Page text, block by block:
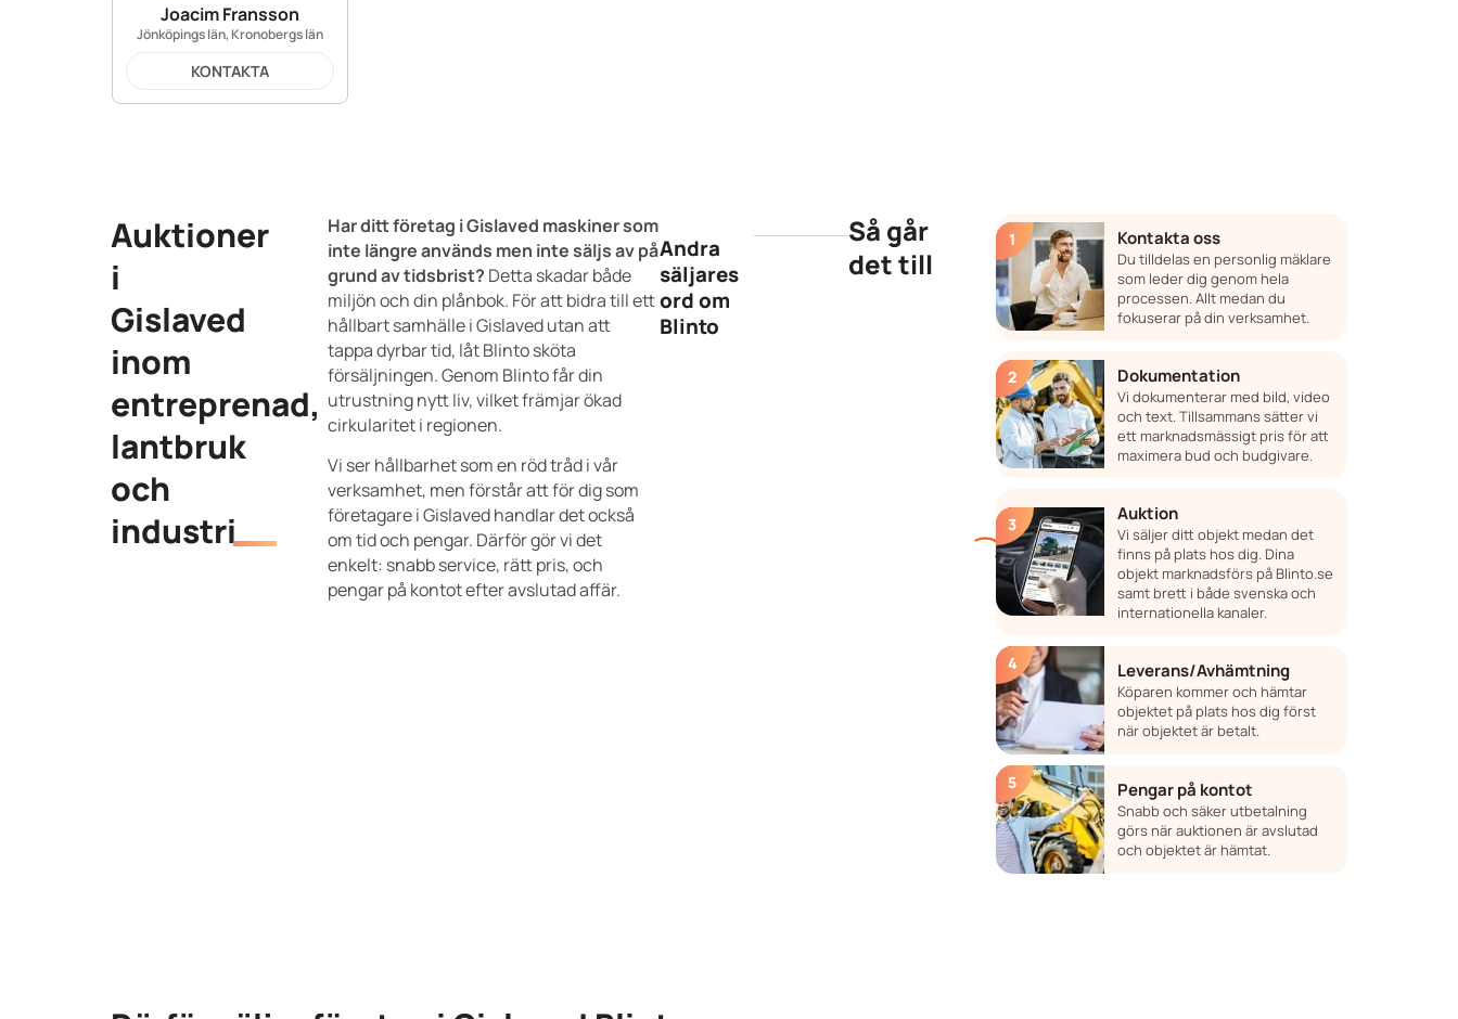
Joacim Fransson
Jönköpings län, Kronobergs län
KONTAKTA
Auktioner
i
Gislaved
inom
entreprenad,
lantbruk
och
industri
Har ditt företag i Gislaved maskiner som
inte längre används men inte säljs av på
grund av tidsbrist? Detta skadar både
miljön och din plånbok. För att bidra till ett
hållbart samhälle i Gislaved utan att
tappa dyrbar tid, låt Blinto sköta
försäljningen. Genom Blinto får din
utrustning nytt liv, vilket främjar ökad
cirkularitet i regionen.
Vi ser hållbarhet som en röd tråd i vår
verksamhet, men förstår att för dig som
företagare i Gislaved handlar det också
om tid och pengar. Därför gör vi det
enkelt: snabb service, rätt pris, och
pengar på kontot efter avslutad affär.
Andra
säljares
ord om
Blinto
Så går
det till
Kontakta oss
Du tilldelas en personlig mäklare
som leder dig genom hela
processen. Allt medan du
fokuserar på din verksamhet.
Dokumentation
Vi dokumenterar med bild, video
och text. Tillsammans sätter vi
ett marknadsmässigt pris för att
maximera bud och budgivare.
Auktion
Vi säljer ditt objekt medan det
finns på plats hos dig. Dina
objekt marknadsförs på Blinto.se
samt brett i både svenska och
internationella kanaler.
Leverans/Avhämtning
Köparen kommer och hämtar
objektet på plats hos dig först
när objektet är betalt.
Pengar på kontot
Snabb och säker utbetalning
görs när auktionen är avslutad
och objektet är hämtat.